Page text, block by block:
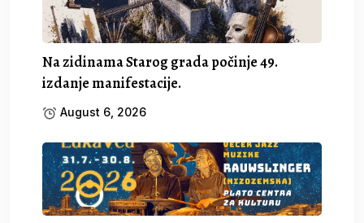
Na zidinama Starog grada počinje 49.
izdanje manifestacije.
August 6, 2026